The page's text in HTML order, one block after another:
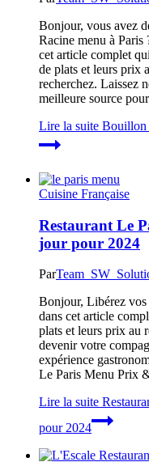
Bonjour, vous avez
Racine menu à Paris
cet article complet
de plats et leurs prix
recherchez. Laissez
meilleure source
Lire la suite Bouillon
Cuisine Française
Restaurant Le
jour pour 2024
Par
Bonjour, Libérez vos
dans cet article
plats et leurs prix au
devenir votre
expérience
Le Paris Menu Prix
Lire la suite
pour 2024